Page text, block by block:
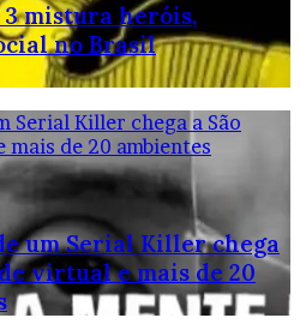
3 mistura heróis,
no Brasil
Serial Killer chega a São
mais de 20 ambientes
um Serial Killer chega
virtual e mais de 20